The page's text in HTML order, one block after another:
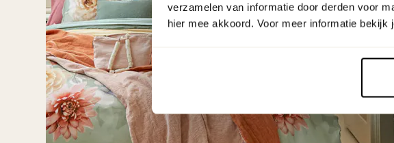
verzamelen van informatie door derden voor
hier mee akkoord. Voor meer informatie bekijk